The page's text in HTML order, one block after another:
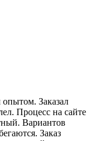
Заказал
Процесс на сайте
Вариантов
Заказ